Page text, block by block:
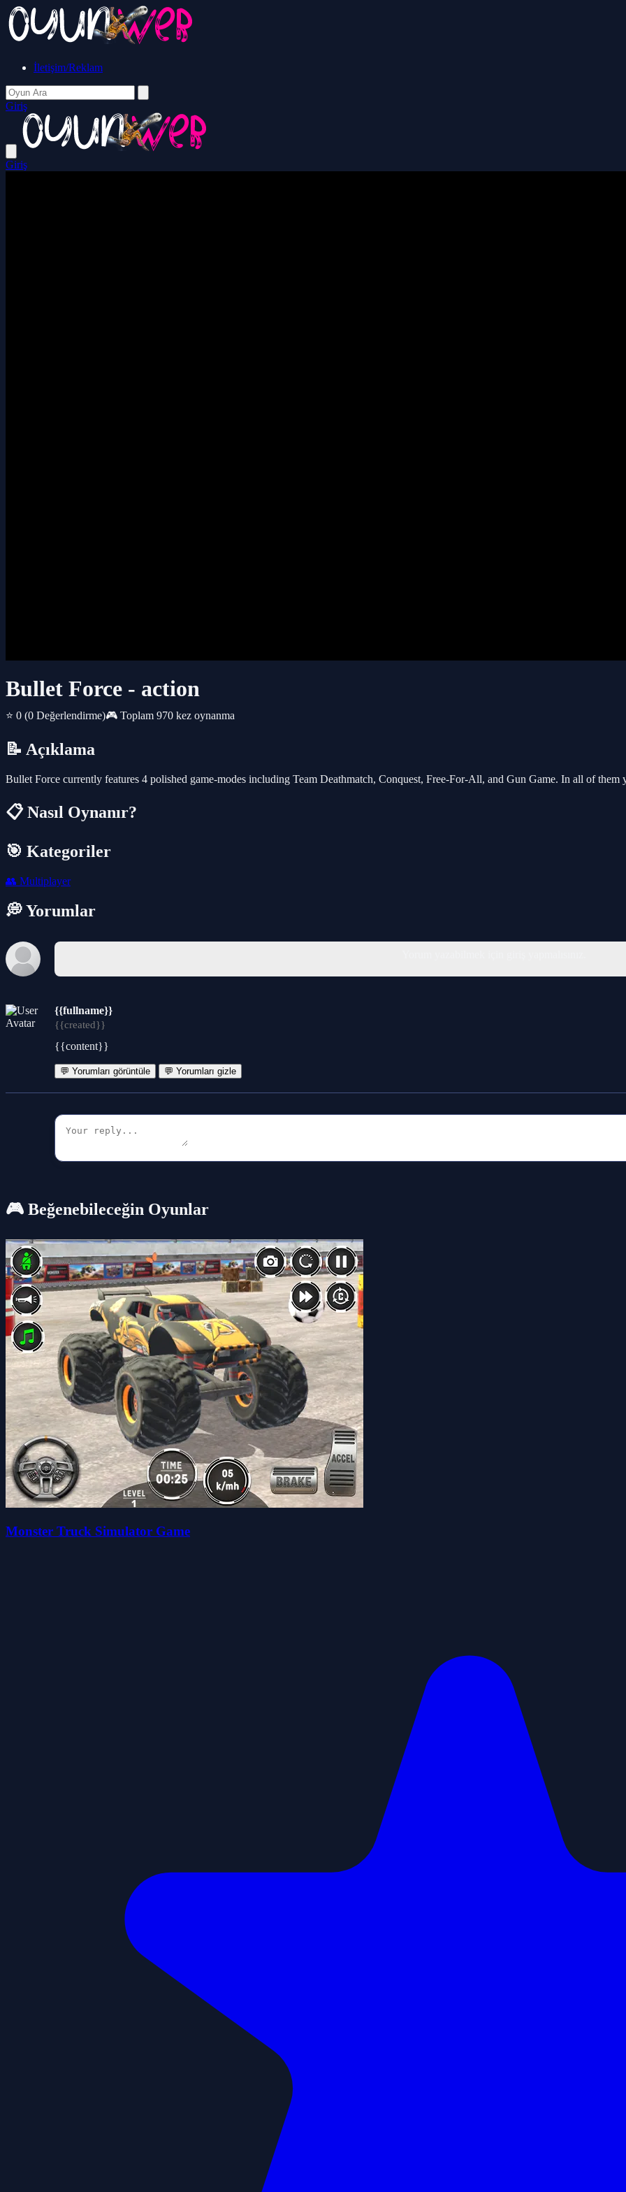
İletişim/Reklam
Giriş
Giriş
Bullet Force - action
⭐ 0 (0 Değerlendirme)🎮 Toplam 970 kez oynanma
📝 Açıklama
Bullet Force currently features 4 polished game-modes including Team Deathmatch, Conquest, Free-For-All, and Gun Game. In all of
📋 Nasıl Oynanır?
🎯 Kategoriler
👥 Multiplayer
💭 Yorumlar
{{fullname}}
{{created}}
{{content}}
💬 Yorumları görüntüle 💬 Yorumları gizle
🎮 Beğenebileceğin Oyunlar
Monster Truck Simulator Game